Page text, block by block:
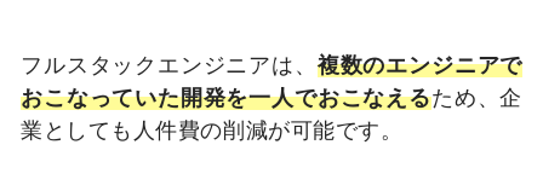
フルスタックエンジニアは、 複数のエンジニアで
おこなっていた開発を一人でおこなえるため、企
業としても人件費の削減が可能です。